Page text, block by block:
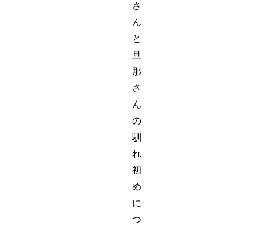
さ
ん
と
旦
那
さ
ん
の
馴
れ
初
め
に
つ